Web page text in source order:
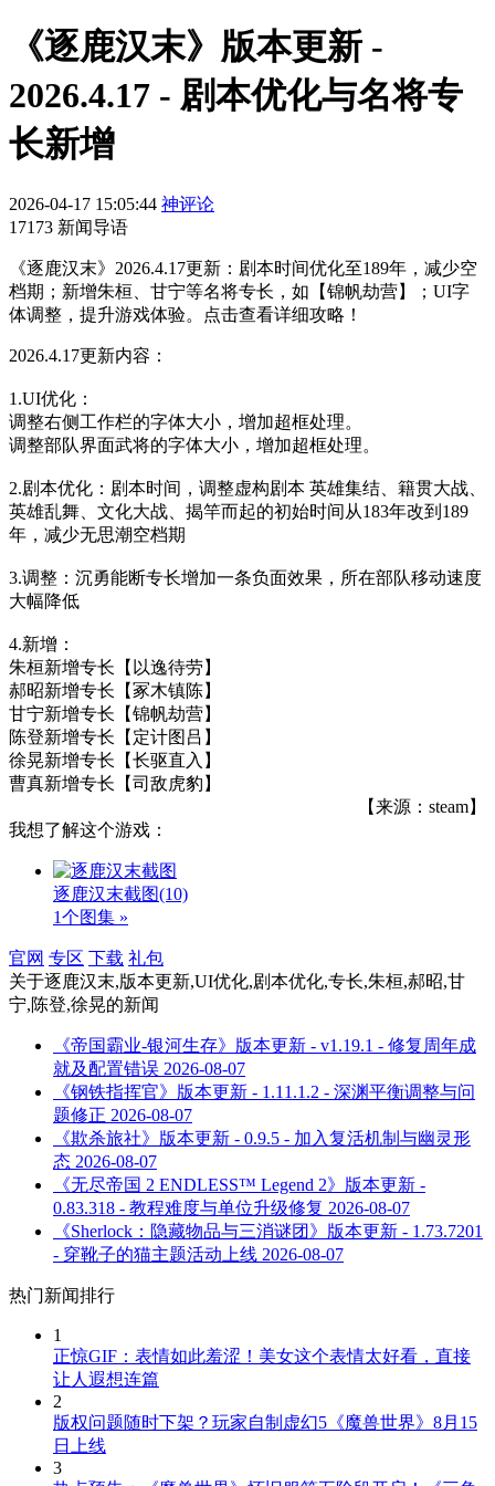
《逐鹿汉末》版本更新 -
2026.4.17 - 剧本优化与名将专
长新增
2026-04-17 15:05:44 神评论
17173 新闻导语
《逐鹿汉末》2026.4.17更新：剧本时间优化至189年，减少空
档期；新增朱桓、甘宁等名将专长，如【锦帆劫营】；UI字
体调整，提升游戏体验。点击查看详细攻略！
2026.4.17更新内容：
1.UI优化：
调整右侧工作栏的字体大小，增加超框处理。
调整部队界面武将的字体大小，增加超框处理。
2.剧本优化：剧本时间，调整虚构剧本 英雄集结、籍贯大战、
英雄乱舞、文化大战、揭竿而起的初始时间从183年改到189
年，减少无思潮空档期
3.调整：沉勇能断专长增加一条负面效果，所在部队移动速度
大幅降低
4.新增：
朱桓新增专长【以逸待劳】
郝昭新增专长【冢木镇陈】
甘宁新增专长【锦帆劫营】
陈登新增专长【定计图吕】
徐晃新增专长【长驱直入】
曹真新增专长【司敌虎豹】
【来源：steam】
我想了解这个游戏：
逐鹿汉末截图(10)
1个图集 »
官网 专区 下载 礼包
关于逐鹿汉末,版本更新,UI优化,剧本优化,专长,朱桓,郝昭,甘
宁,陈登,徐晃的新闻
《帝国霸业-银河生存》版本更新 - v1.19.1 - 修复周年成
就及配置错误 2026-08-07
《钢铁指挥官》版本更新 - 1.11.1.2 - 深渊平衡调整与问
题修正 2026-08-07
《欺杀旅社》版本更新 - 0.9.5 - 加入复活机制与幽灵形
态 2026-08-07
《无尽帝国 2 ENDLESS™ Legend 2》版本更新 -
0.83.318 - 教程难度与单位升级修复 2026-08-07
《Sherlock：隐藏物品与三消谜团》版本更新 - 1.73.7201
- 穿靴子的猫主题活动上线 2026-08-07
热门新闻排行
1
正惊GIF：表情如此羞涩！美女这个表情太好看，直接
让人遐想连篇
2
版权问题随时下架？玩家自制虚幻5《魔兽世界》8月15
日上线
3